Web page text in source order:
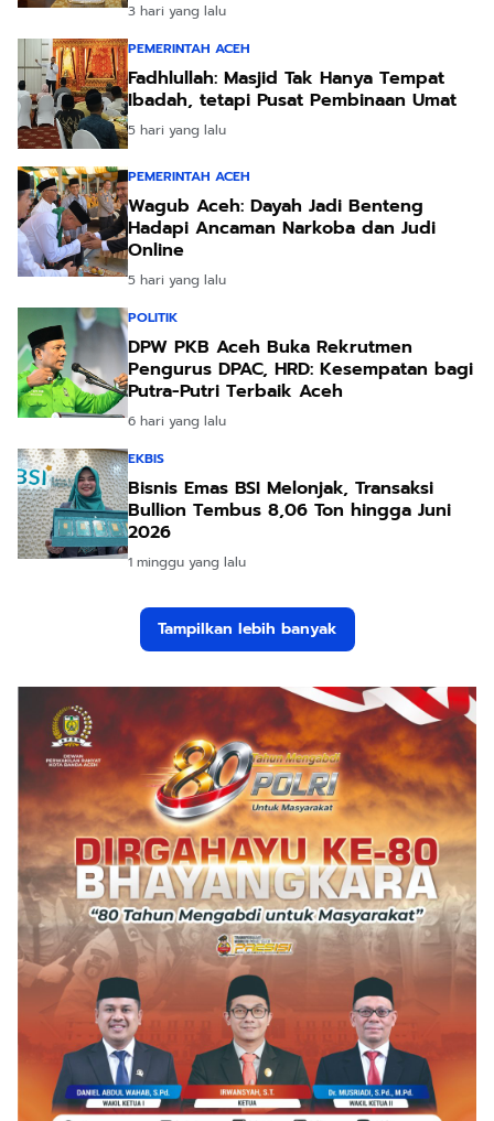
3 hari yang lalu
PEMERINTAH ACEH
Fadhlullah: Masjid Tak Hanya Tempat
Ibadah, tetapi Pusat Pembinaan Umat
5 hari yang lalu
PEMERINTAH ACEH
Wagub Aceh: Dayah Jadi Benteng
Hadapi Ancaman Narkoba dan Judi
Online
5 hari yang lalu
POLITIK
DPW PKB Aceh Buka Rekrutmen
Pengurus DPAC, HRD: Kesempatan bagi
Putra-Putri Terbaik Aceh
6 hari yang lalu
EKBIS
Bisnis Emas BSI Melonjak, Transaksi
Bullion Tembus 8,06 Ton hingga Juni
2026
1 minggu yang lalu
Tampilkan lebih banyak